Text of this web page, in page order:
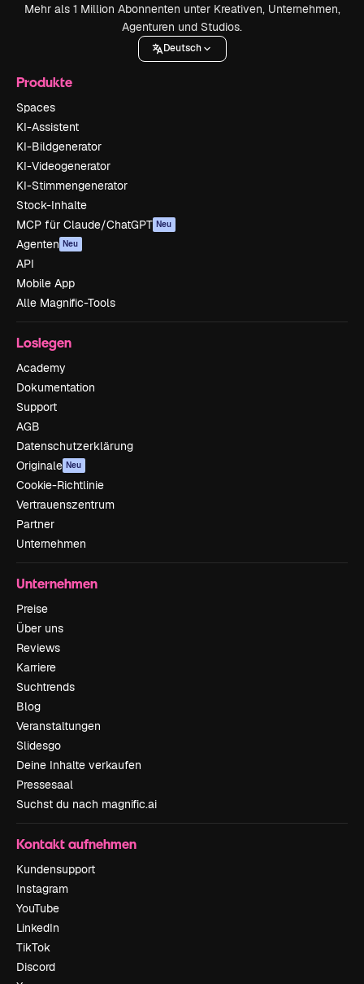
Mehr als 1 Million Abonnenten unter Kreativen, Unternehmen,
Agenturen und Studios.
Deutsch
Produkte
Spaces
KI-Assistent
KI-Bildgenerator
KI-Videogenerator
KI-Stimmengenerator
Stock-Inhalte
MCP für Claude/ChatGPT Neu
Agenten Neu
API
Mobile App
Alle Magnific-Tools
Loslegen
Academy
Dokumentation
Support
AGB
Datenschutzerklärung
Originale Neu
Cookie-Richtlinie
Vertrauenszentrum
Partner
Unternehmen
Unternehmen
Preise
Über uns
Reviews
Karriere
Suchtrends
Blog
Veranstaltungen
Slidesgo
Deine Inhalte verkaufen
Pressesaal
Suchst du nach magnific.ai
Kontakt aufnehmen
Kundensupport
Instagram
YouTube
LinkedIn
TikTok
Discord